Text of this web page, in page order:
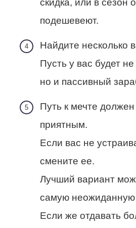
скидка, или в сезон
подешевеют.
Найдите несколько
Пусть у вас будет
но и пассивный
Путь к мечте
приятным.
Если вас не
смените ее.
Лучший вариант
самую неожиданную
Если же отдавать